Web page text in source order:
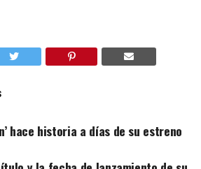
hace historia a días de su estreno